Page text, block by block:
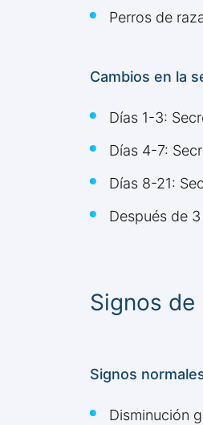
Perros de
Cambios en la
Días 1-3:
Días 4-7:
Días 8-21:
Después de
Signos de
Signos
Disminución